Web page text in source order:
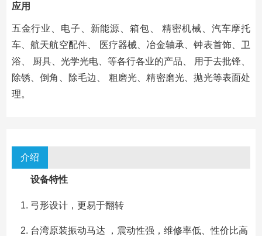
应用
五金行业、电子、新能源、箱包、 精密机械、汽车摩托
车、航天航空配件、 医疗器械、冶金轴承、钟表首饰、卫
浴、 厨具、光学光电、等各行各业的产品、 用于去批锋、
除锈、倒角、除毛边、 粗磨光、精密磨光、抛光等表面处
理。
介绍
设备特性
弓形设计，更易于翻转
台湾原装振动马达 ，震动性强，维修率低、性价比高